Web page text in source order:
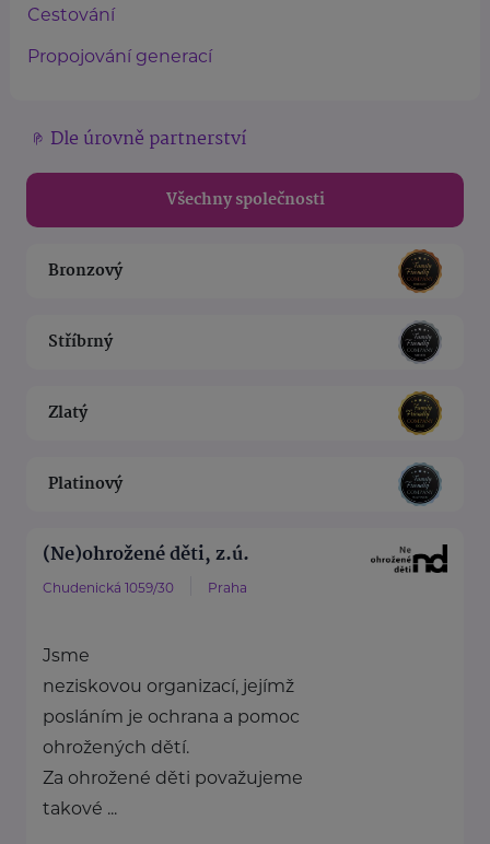
Cestování
Propojování generací
Dle úrovně partnerství
Všechny společnosti
Bronzový
Stříbrný
Zlatý
Platinový
(Ne)ohrožené děti, z.ú.
Chudenická 1059/30 Praha
Jsme
neziskovou organizací, jejímž
posláním je ochrana a pomoc
ohrožených dětí.
Za ohrožené děti považujeme
takové ...